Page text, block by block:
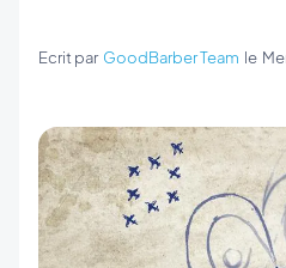
Ecrit par GoodBarber Team le